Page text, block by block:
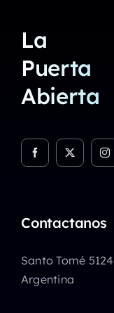
La
Puerta
Abierta
Contactanos
Santo Tomé
Argentina